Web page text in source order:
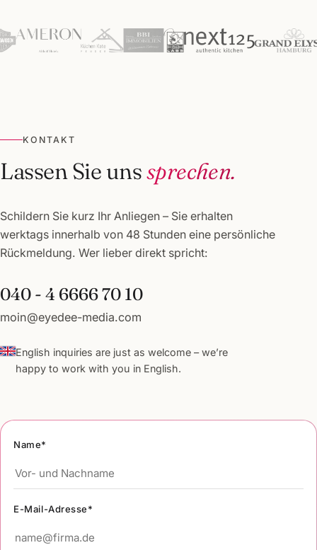
KONTAKT
Lassen Sie unssprechen.
Schildern Sie kurz Ihr Anliegen – Sie erhalten
werktags innerhalb von 48 Stunden eine persönliche
Rückmeldung. Wer lieber direkt spricht:
040 - 4 6666 70 10
moin@eyedee-media.com
English inquiries are just as welcome – we’re
happy to work with you in English.
Name*
E-Mail-Adresse*